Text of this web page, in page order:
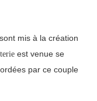
mis à la création
est venue se
par ce couple